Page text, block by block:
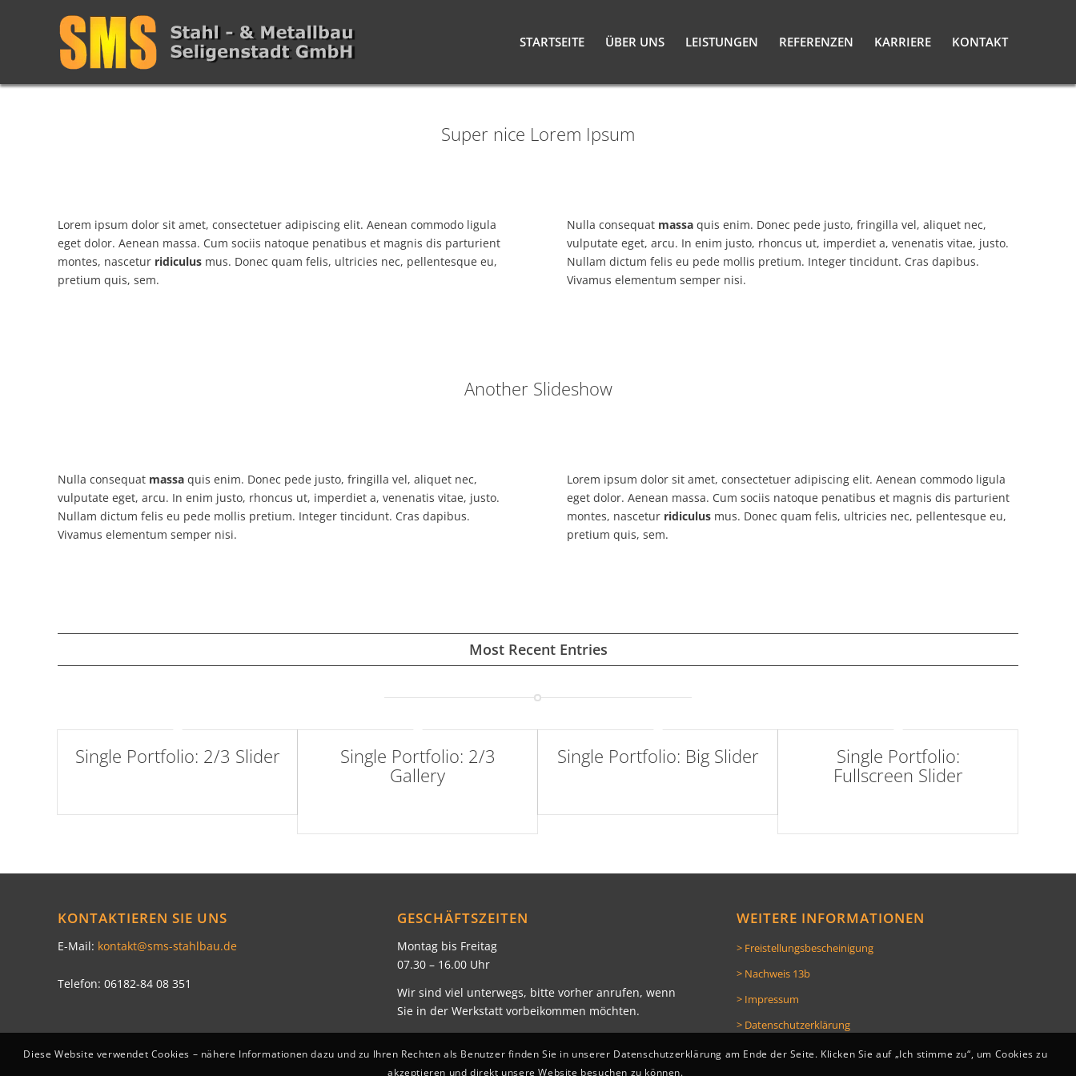
STARTSEITE ÜBER UNS LEISTUNGEN REFERENZEN KARRIERE KONTAKT
Super nice Lorem Ipsum
Lorem ipsum dolor sit amet, consectetuer adipiscing elit. Aenean commodo ligula
eget dolor. Aenean massa. Cum sociis natoque penatibus et magnis dis parturient
montes, nascetur ridiculus mus. Donec quam felis, ultricies nec, pellentesque eu,
pretium quis, sem.
Nulla consequat massa quis enim. Donec pede justo, fringilla vel, aliquet nec,
vulputate eget, arcu. In enim justo, rhoncus ut, imperdiet a, venenatis vitae, justo.
Nullam dictum felis eu pede mollis pretium. Integer tincidunt. Cras dapibus.
Vivamus elementum semper nisi.
Another Slideshow
Nulla consequat massa quis enim. Donec pede justo, fringilla vel, aliquet nec,
vulputate eget, arcu. In enim justo, rhoncus ut, imperdiet a, venenatis vitae, justo.
Nullam dictum felis eu pede mollis pretium. Integer tincidunt. Cras dapibus.
Vivamus elementum semper nisi.
Lorem ipsum dolor sit amet, consectetuer adipiscing elit. Aenean commodo ligula
eget dolor. Aenean massa. Cum sociis natoque penatibus et magnis dis parturient
montes, nascetur ridiculus mus. Donec quam felis, ultricies nec, pellentesque eu,
pretium quis, sem.
Most Recent Entries
Single Portfolio: 2/3 Slider
Single Portfolio: 2/3
Gallery
Single Portfolio: Big Slider
Single Portfolio:
Fullscreen Slider
KONTAKTIEREN SIE UNS
E-Mail: kontakt@sms-stahlbau.de
Telefon: 06182-84 08 351
GESCHÄFTSZEITEN
Montag bis Freitag
07.30 – 16.00 Uhr
Wir sind viel unterwegs, bitte vorher anrufen, wenn
Sie in der Werkstatt vorbeikommen möchten.
WEITERE INFORMATIONEN
> Freistellungsbescheinigung
> Nachweis 13b
> Impressum
> Datenschutzerklärung
Diese Website verwendet Cookies – nähere Informationen dazu und zu Ihren Rechten als Benutzer finden Sie in unserer Datenschutzerklärung am Ende der Seite. Klicken Sie auf „Ich stimme zu“, um Cookies zu
akzeptieren und direkt unsere Website besuchen zu können.